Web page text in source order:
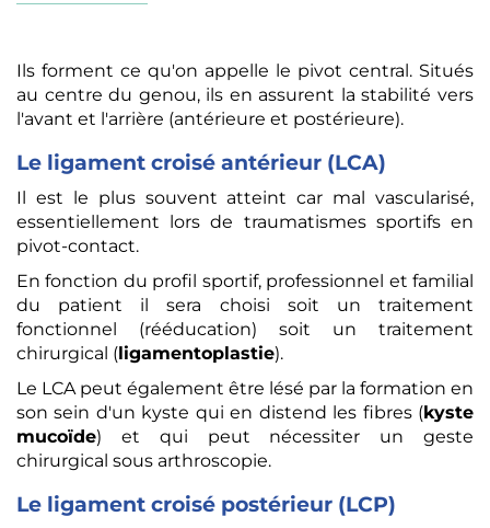
Ils forment ce qu'on appelle le pivot central. Situés
au centre du genou, ils en assurent la stabilité vers
l'avant et l'arrière (antérieure et postérieure).
Le ligament croisé antérieur (LCA)
Il est le plus souvent atteint car mal vascularisé,
essentiellement lors de traumatismes sportifs en
pivot-contact.
En fonction du profil sportif, professionnel et familial
du patient il sera choisi soit un traitement
fonctionnel (rééducation) soit un traitement
chirurgical (ligamentoplastie).
Le LCA peut également être lésé par la formation en
son sein d'un kyste qui en distend les fibres (kyste
mucoïde) et qui peut nécessiter un geste
chirurgical sous arthroscopie.
Le ligament croisé postérieur (LCP)